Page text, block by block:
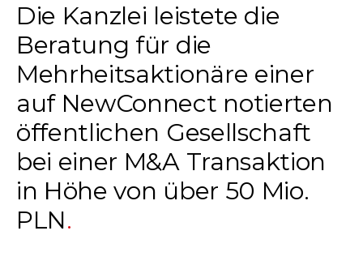
Die Kanzlei leistete die
Beratung für die
Mehrheitsaktionäre einer
auf NewConnect notierten
öffentlichen Gesellschaft
bei einer M&A Transaktion
in Höhe von über 50 Mio.
PLN